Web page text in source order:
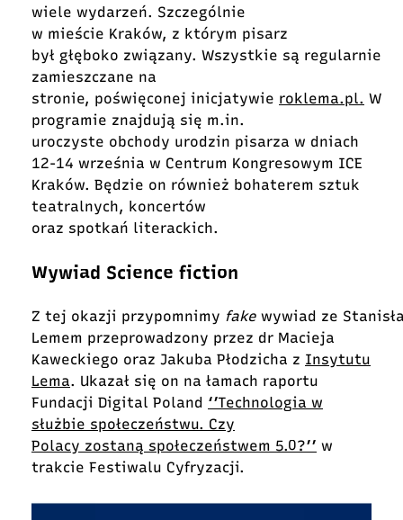
wiele wydarzeń. Szczególnie
w mieście Kraków, z którym pisarz
był głęboko związany. Wszystkie są regularnie
zamieszczane na
stronie, poświęconej inicjatywie roklema.pl. W
programie znajdują się m.in.
uroczyste obchody urodzin pisarza w dniach
12-14 września w Centrum Kongresowym ICE
Kraków. Będzie on również bohaterem sztuk
teatralnych, koncertów
oraz spotkań literackich.
Wywiad Science fiction
Z tej okazji przypomnimy fake wywiad ze
Lemem przeprowadzony przez dr Macieja
Kaweckiego oraz Jakuba Płodzicha z Insytutu
Lema. Ukazał się on na łamach raportu
Fundacji Digital Poland ‘’Technologia w
służbie społeczeństwu. Czy
Polacy zostaną społeczeństwem 5.0?’’ w
trakcie Festiwalu Cyfryzacji.